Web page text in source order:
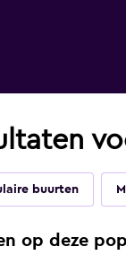
buurten
op deze